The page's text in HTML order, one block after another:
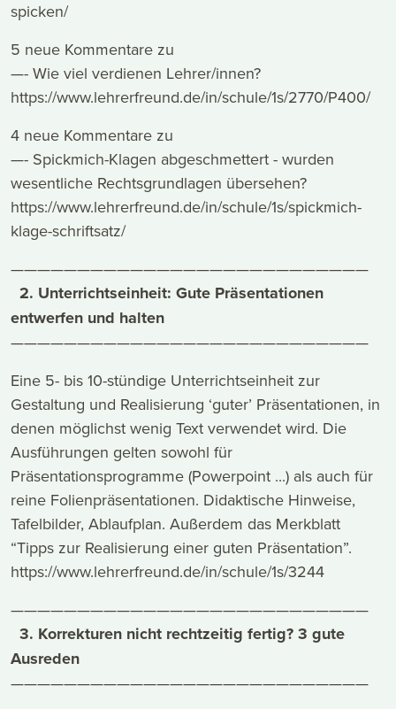
spicken/
5 neue Kommentare zu
—- Wie viel verdienen Lehrer/innen?
https://www.lehrerfreund.de/in/schule/1s/2770/P400/
4 neue Kommentare zu
—- Spickmich-Klagen abgeschmettert - wurden
wesentliche Rechtsgrundlagen übersehen?
https://www.lehrerfreund.de/in/schule/1s/spickmich-
klage-schriftsatz/
———————————————————————————
2. Unterrichtseinheit: Gute Präsentationen
entwerfen und halten
———————————————————————————
Eine 5- bis 10-stündige Unterrichtseinheit zur
Gestaltung und Realisierung ‘guter’ Präsentationen, in
denen möglichst wenig Text verwendet wird. Die
Ausführungen gelten sowohl für
Präsentationsprogramme (Powerpoint ...) als auch für
reine Folienpräsentationen. Didaktische Hinweise,
Tafelbilder, Ablaufplan. Außerdem das Merkblatt
“Tipps zur Realisierung einer guten Präsentation”.
https://www.lehrerfreund.de/in/schule/1s/3244
———————————————————————————
3. Korrekturen nicht rechtzeitig fertig? 3 gute
Ausreden
———————————————————————————